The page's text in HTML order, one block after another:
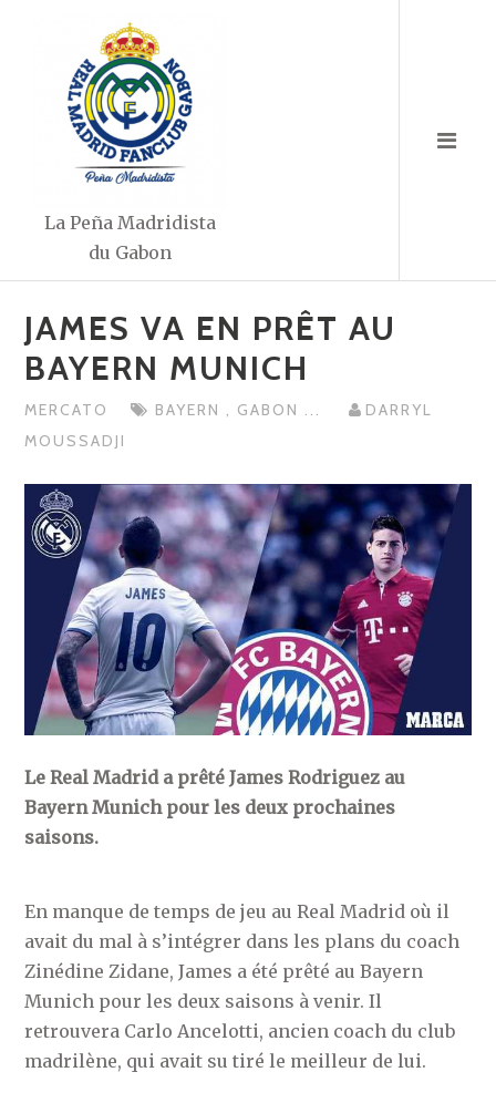
La Peña Madridista
du Gabon
JAMES VA EN PRÊT AU
BAYERN MUNICH
MERCATO BAYERN , GABON ...
DARRYL
MOUSSADJI
Le Real Madrid a prêté James Rodriguez au
Bayern Munich pour les deux prochaines
saisons.
En manque de temps de jeu au Real Madrid où il
avait du mal à s’intégrer dans les plans du coach
Zinédine Zidane, James a été prêté au Bayern
Munich pour les deux saisons à venir. Il
retrouvera Carlo Ancelotti, ancien coach du club
madrilène, qui avait su tiré le meilleur de lui.